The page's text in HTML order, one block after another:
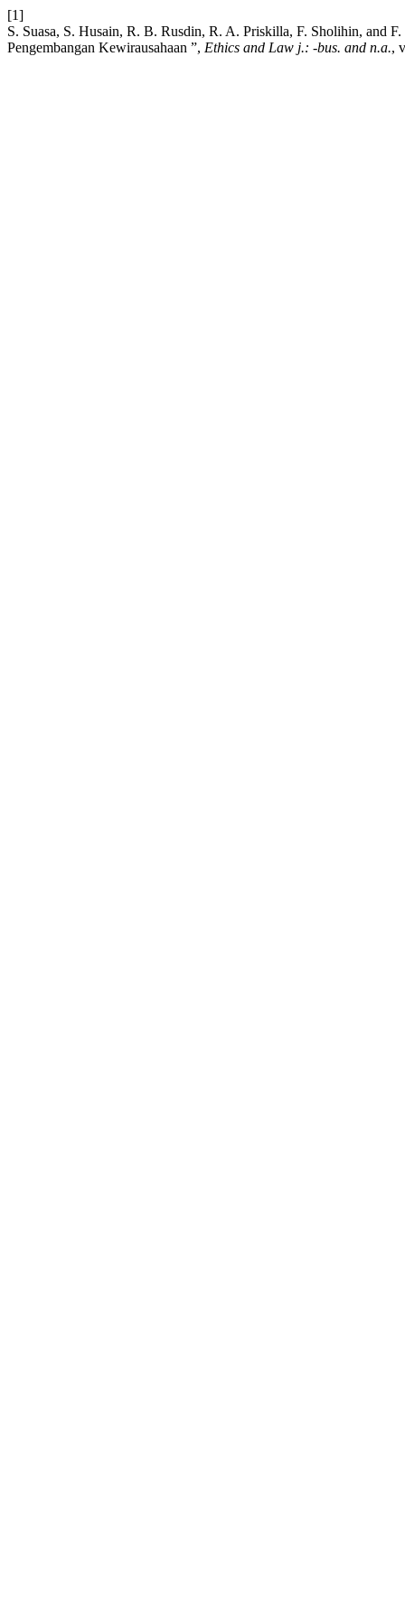
[1]
S. Suasa, S. Husain, R. B. Rusdin, R. A. Priskilla, F. Sholihin, and
Pengembangan Kewirausahaan ”, Ethics and Law j.: -bus. and n.a.,